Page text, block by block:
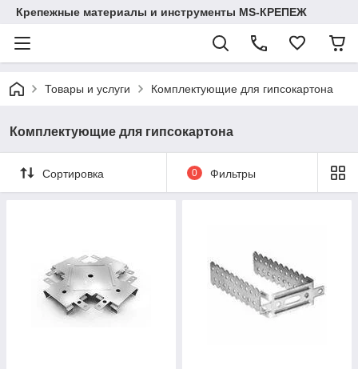
Крепежные материалы и инструменты MS-КРЕПЕЖ
Товары и услуги Комплектующие для гипсокартона
Комплектующие для гипсокартона
Сортировка 0 Фильтры